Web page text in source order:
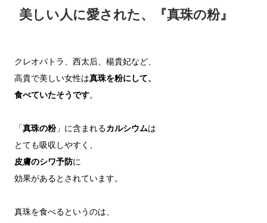
美しい人に愛された、『真珠の粉』
クレオパトラ、西太后、楊貴妃など、
高貴で美しい女性は真珠を粉にして、
食べていたそうです。
「真珠の粉」に含まれるカルシウムは
皮膚のシワ予防に
効果があるとされています。
真珠を食べるというのは、